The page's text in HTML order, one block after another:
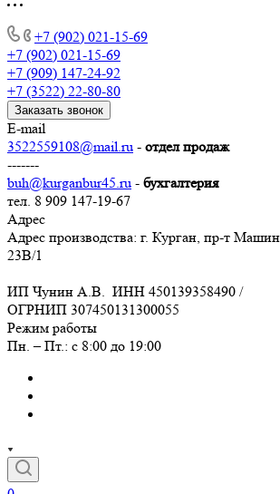
+7 (902) 021-15-69
+7 (902) 021-15-69
+7 (909) 147-24-92
+7 (3522) 22-80-80
Заказать звонок
E-mail
3522559108@mail.ru - отдел продаж
-------
buh@kurganbur45.ru - бухгалтерия
тел. 8 909 147-19-67
Адрес
Адрес производства: г. Курган, пр-т
23В/1
ИП Чунин А.В. ИНН 450139358490 /
ОГРНИП 307450131300055
Режим работы
Пн. – Пт.: с 8:00 до 19:00